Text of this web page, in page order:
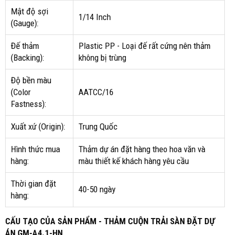
Mật độ sợi
(Gauge):
1/14 Inch
Đế thảm
(Backing):
Plastic PP - Loại đế rất cứng nên thảm
không bị trùng
Độ bền màu
(Color
Fastness):
AATCC/16
Xuất xứ (Origin): Trung Quốc
Hình thức mua
hàng:
Thảm dự án đặt hàng theo hoa văn và
màu thiết kế khách hàng yêu cầu
Thời gian đặt
hàng:
40-50 ngày
CẤU TẠO CỦA SẢN PHẨM - THẢM CUỘN TRẢI SÀN ĐẶT DỰ